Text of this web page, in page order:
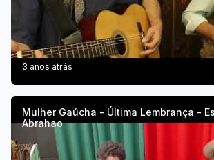
3 anos atrás
Mulher Gaúcha - Última Lembrança -
Abrahao